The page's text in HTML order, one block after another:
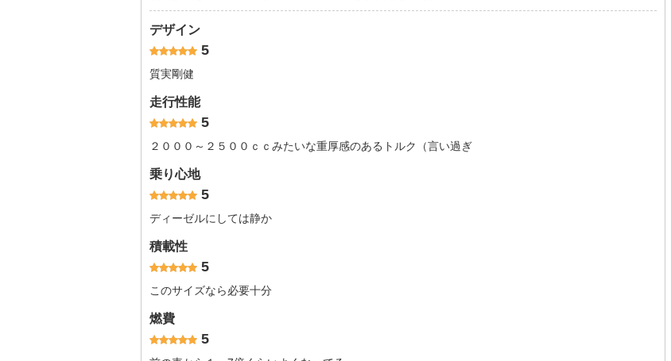
デザイン
5
質実剛健
走行性能
5
２０００～２５００ｃｃみたいな重厚感のあるトルク（言い過ぎ
乗り心地
5
ディーゼルにしては静か
積載性
5
このサイズなら必要十分
燃費
5